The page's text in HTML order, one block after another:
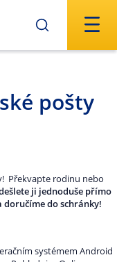
pošty
Překvapte rodinu nebo
ji jednoduše přímo
doručíme do schránky!
systémem Android